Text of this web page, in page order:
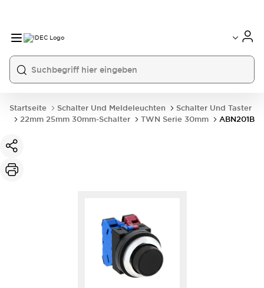
Startseite Schalter Und Meldeleuchten
Schalter Und Taster
22mm 25mm 30mm-Schalter
TWN Serie 30mm ABN201B